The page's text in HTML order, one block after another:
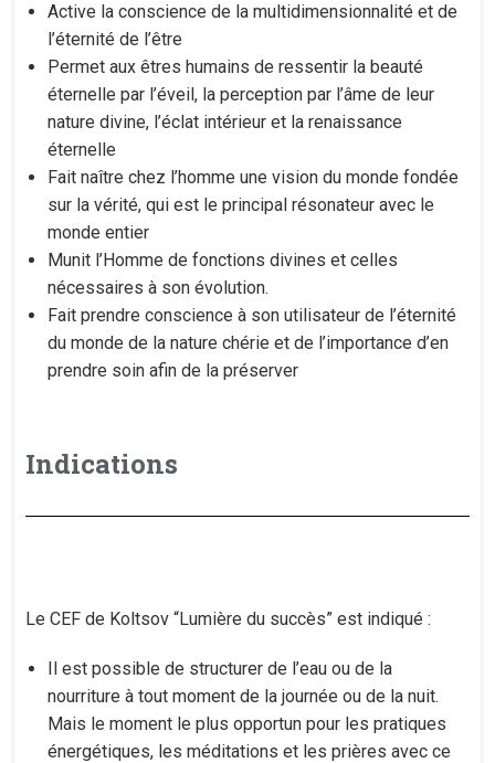
Active la conscience de la multidimensionnalité et de
l’éternité de l’être
Permet aux êtres humains de ressentir la beauté
éternelle par l’éveil, la perception par l’âme de leur
nature divine, l’éclat intérieur et la renaissance
éternelle
Fait naître chez l’homme une vision du monde fondée
sur la vérité, qui est le principal résonateur avec le
monde entier
Munit l’Homme de fonctions divines et celles
nécessaires à son évolution.
Fait prendre conscience à son utilisateur de l’éternité
du monde de la nature chérie et de l’importance d’en
prendre soin afin de la préserver
Indications
Le CEF de Koltsov “Lumière du succès” est indiqué :
Il est possible de structurer de l’eau ou de la
nourriture à tout moment de la journée ou de la nuit.
Mais le moment le plus opportun pour les pratiques
énergétiques, les méditations et les prières avec ce